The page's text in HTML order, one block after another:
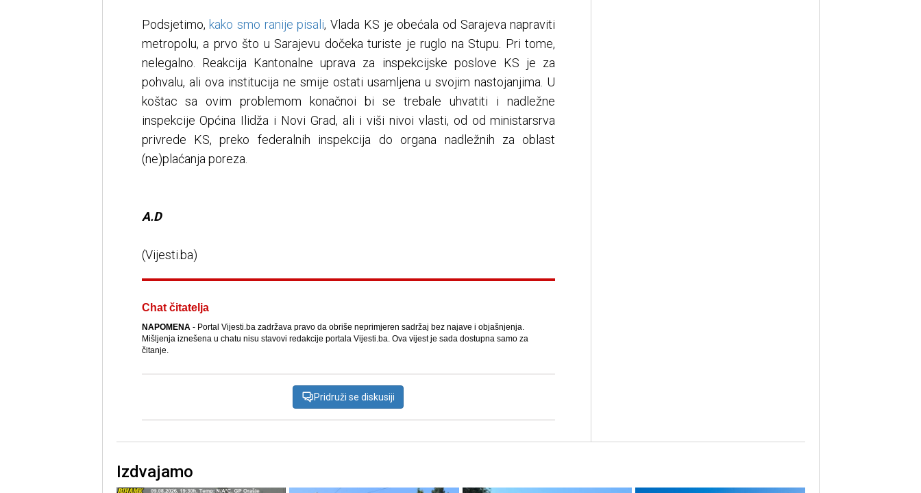
Podsjetimo, kako smo ranije pisali, Vlada KS je obećala od Sarajeva napraviti
metropolu, a prvo što u Sarajevu dočeka turiste je ruglo na Stupu. Pri tome,
nelegalno. Reakcija Kantonalne uprava za inspekcijske poslove KS je za
pohvalu, ali ova institucija ne smije ostati usamljena u svojim nastojanjima. U
koštac sa ovim problemom konačnoi bi se trebale uhvatiti i nadležne
inspekcije Općina Ilidža i Novi Grad, ali i viši nivoi vlasti, od od ministarsrva
privrede KS, preko federalnih inspekcija do organa nadležnih za oblast
(ne)plaćanja poreza.
A.D
(Vijesti.ba)
Chat čitatelja
NAPOMENA- Portal Vijesti.ba zadržava pravo da obriše neprimjeren sadržaj bez najave i objašnjenja.
Mišljenja iznešena u chatu nisu stavovi redakcije portala Vijesti.ba. Ova vijest je sada dostupna samo za
čitanje.
Pridruži se diskusiji
Izdvajamo